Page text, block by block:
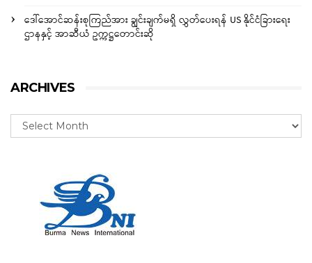
ဒေါ်အောင်ဆန်းစုကြည်အား ချွင်းချက်မရှိ လွှတ်ပေးရန် US နိုင်ငံခြားရေး
ဌာနနှင့် အာဆီယံ ဥက္ကဋ္ဌတောင်းဆို
ARCHIVES